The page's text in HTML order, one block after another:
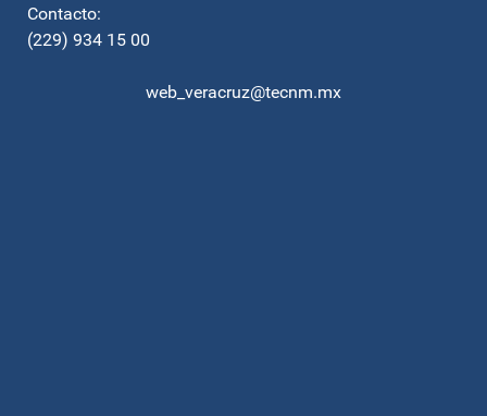
Contacto:
(229) 934 15 00
web_veracruz@tecnm.mx